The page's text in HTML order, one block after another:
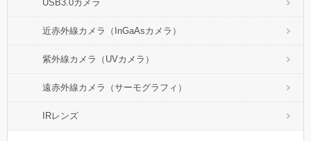
USB3.0カメラ
近赤外線カメラ（InGaAsカメラ）
紫外線カメラ（UVカメラ）
遠赤外線カメラ（サーモグラフィ）
IRレンズ